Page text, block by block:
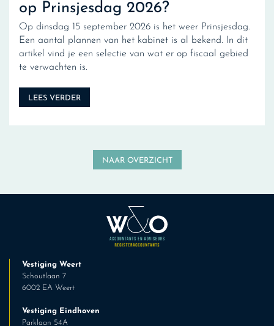
op Prinsjesdag 2026?
Op dinsdag 15 september 2026 is het weer Prinsjesdag.
Een aantal plannen van het kabinet is al bekend. In dit
artikel vind je een selectie van wat er op fiscaal gebied
te verwachten is.
LEES VERDER
NAAR OVERZICHT
Vestiging Weert
Schoutlaan 7
6002 EA Weert
Vestiging Eindhoven
Parklaan 54A